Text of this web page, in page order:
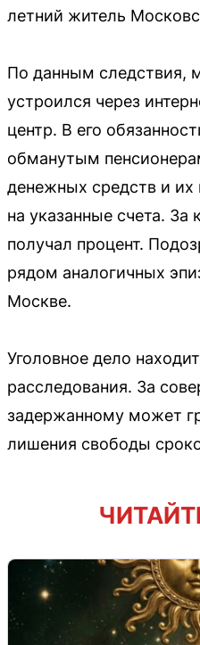
летний житель
По данным следствия,
устроился через
центр. В его
обманутым
денежных средств и
на указанные счета.
получал процент.
рядом аналогичных
Москве.
Уголовное дело
расследования. За
задержанному может
лишения свободы